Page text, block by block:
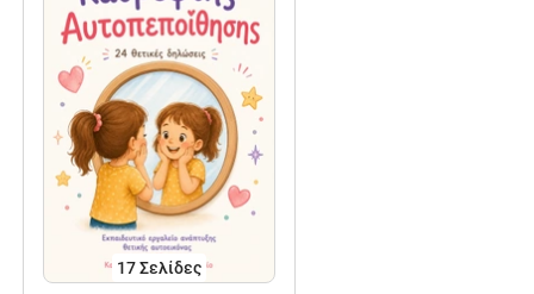
17Σελίδες